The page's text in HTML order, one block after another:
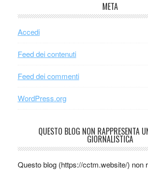
META
Accedi
Feed dei contenuti
Feed dei commenti
WordPress.org
QUESTO BLOG NON RAPPRESENTA
GIORNALISTICA
Questo blog (https://cctm.website/) non